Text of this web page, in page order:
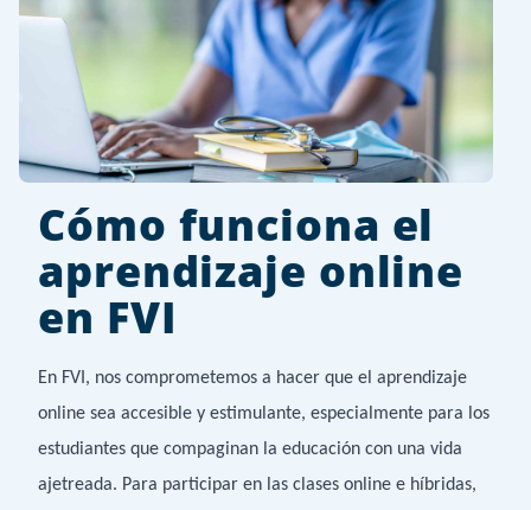
Cómo funciona el
aprendizaje online
en FVI
En FVI, nos comprometemos a hacer que el aprendizaje
online sea accesible y estimulante, especialmente para los
estudiantes que compaginan la educación con una vida
ajetreada. Para participar en las clases online e híbridas,